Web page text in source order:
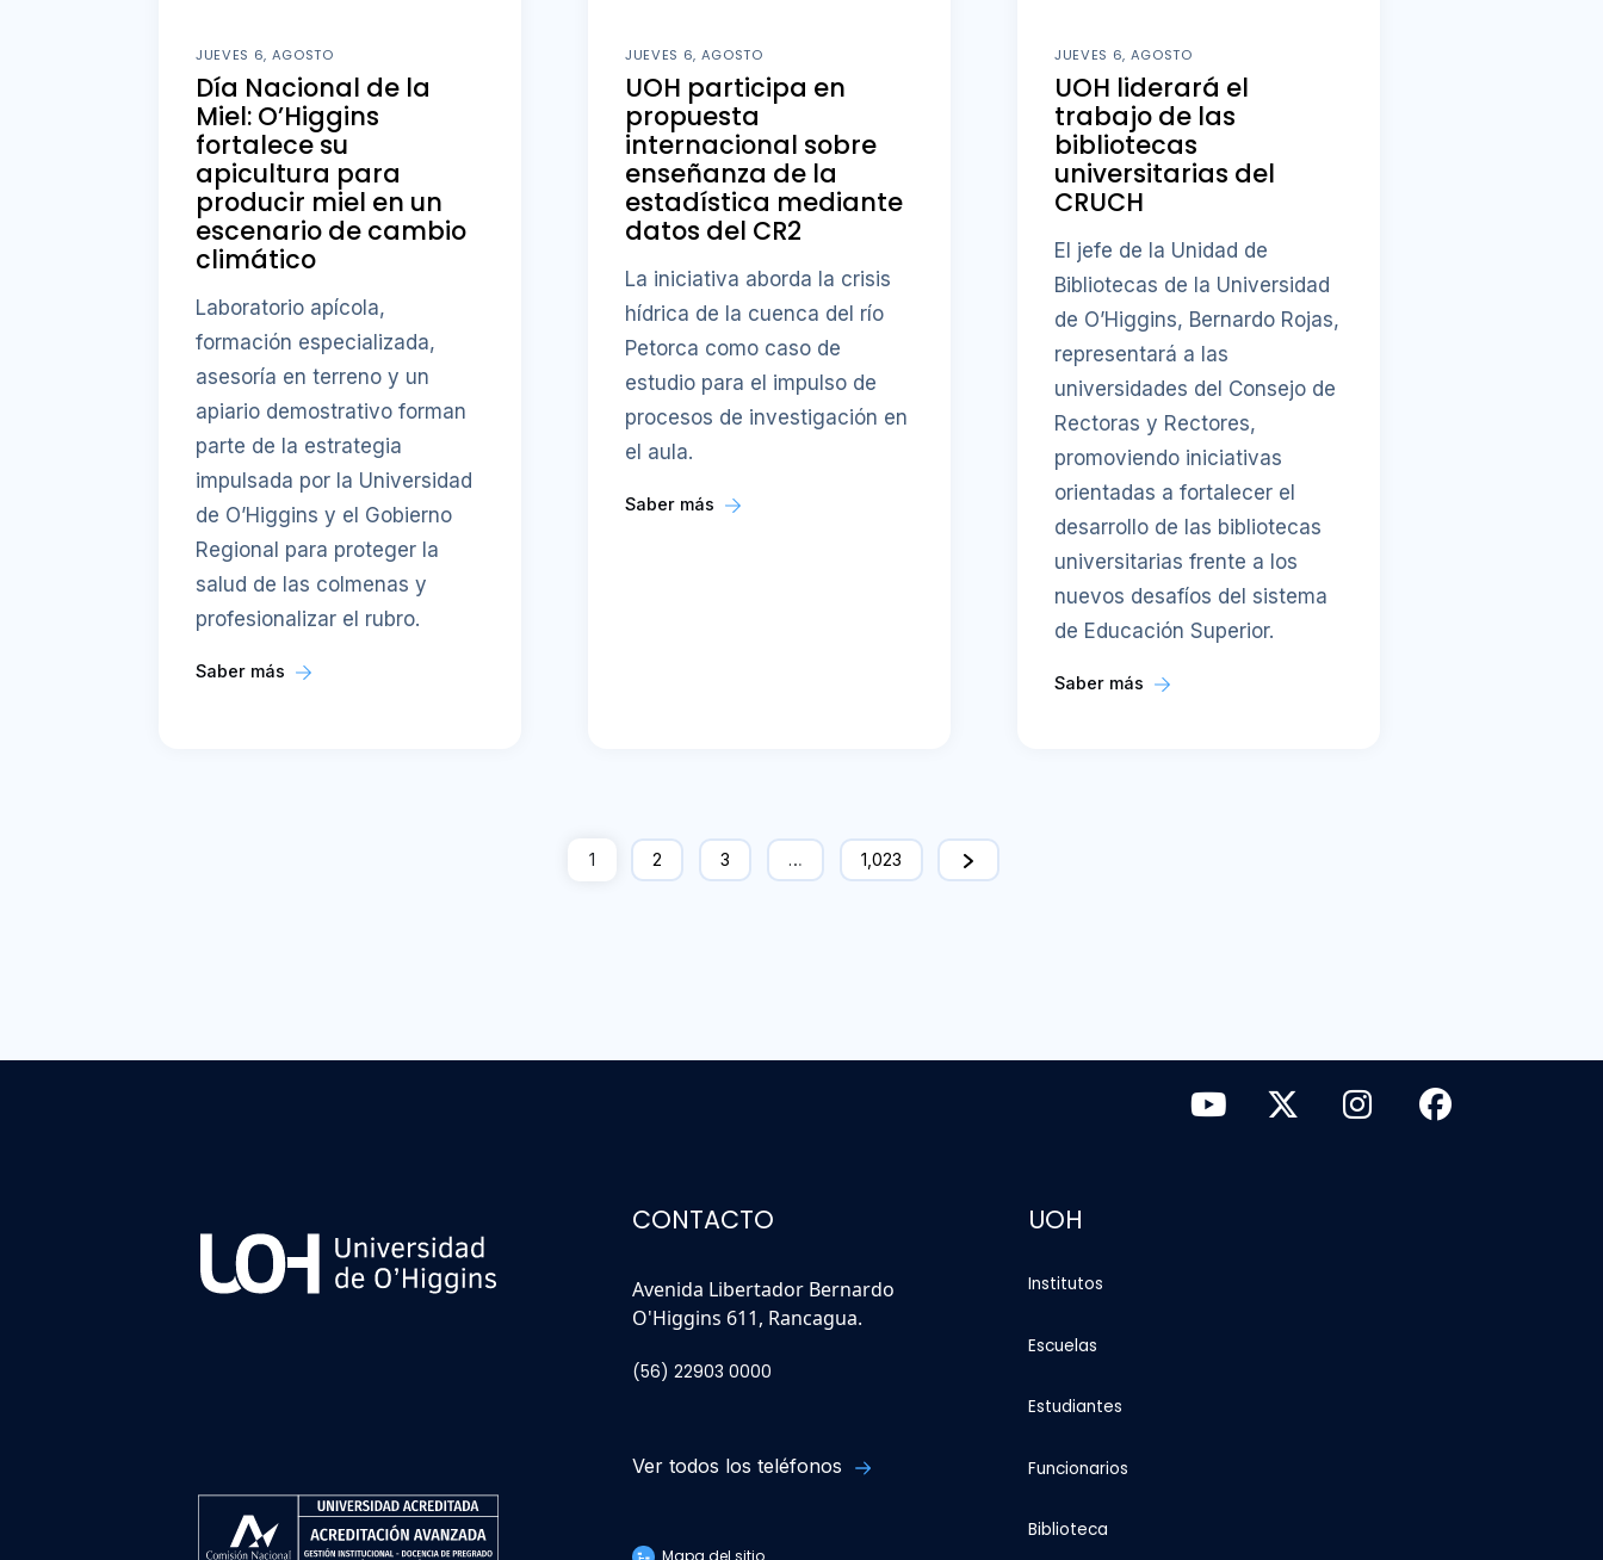
JUEVES 6, AGOSTO
Día Nacional de la
Miel: O’Higgins
fortalece su
apicultura para
producir miel en un
escenario de cambio
climático
Laboratorio apícola,
formación especializada,
asesoría en terreno y un
apiario demostrativo forman
parte de la estrategia
impulsada por la Universidad
de O’Higgins y el Gobierno
Regional para proteger la
salud de las colmenas y
profesionalizar el rubro.
Saber más
JUEVES 6, AGOSTO
UOH participa en
propuesta
internacional sobre
enseñanza de la
estadística mediante
datos del CR2
La iniciativa aborda la crisis
hídrica de la cuenca del río
Petorca como caso de
estudio para el impulso de
procesos de investigación en
el aula.
Saber más
JUEVES 6, AGOSTO
UOH liderará el
trabajo de las
bibliotecas
universitarias del
CRUCH
El jefe de la Unidad de
Bibliotecas de la Universidad
de O’Higgins, Bernardo Rojas,
representará a las
universidades del Consejo de
Rectoras y Rectores,
promoviendo iniciativas
orientadas a fortalecer el
desarrollo de las bibliotecas
universitarias frente a los
nuevos desafíos del sistema
de Educación Superior.
Saber más
1 2 3 … 1,023
CONTACTO
Avenida Libertador Bernardo
O'Higgins 611, Rancagua.
(56) 22903 0000
Ver todos los teléfonos
Mapa del sitio
UOH
Institutos
Escuelas
Estudiantes
Funcionarios
Biblioteca